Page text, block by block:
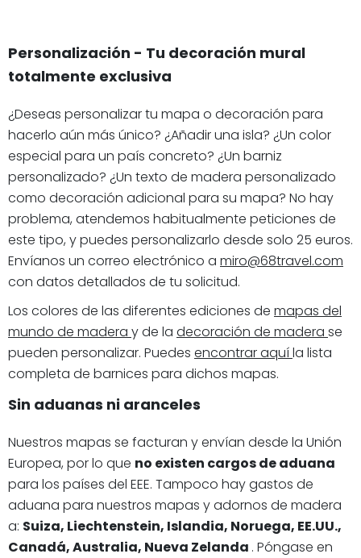
Personalización - Tu decoración mural
totalmente exclusiva
¿Deseas personalizar tu mapa o decoración para
hacerlo aún más único? ¿Añadir una isla? ¿Un color
especial para un país concreto? ¿Un barniz
personalizado? ¿Un texto de madera personalizado
como decoración adicional para su mapa? No hay
problema, atendemos habitualmente peticiones de
este tipo, y puedes personalizarlo desde solo 25 euros.
Envíanos un correo electrónico a miro@68travel.com
con datos detallados de tu solicitud.
Los colores de las diferentes ediciones de mapas del
mundo de madera y de la decoración de madera se
pueden personalizar. Puedes encontrar aquíla lista
completa de barnices para dichos mapas.
Sin aduanas ni aranceles
Nuestros mapas se facturan y envían desde la Unión
Europea, por lo que no existen cargos de aduana
para los países del EEE. Tampoco hay gastos de
aduana para nuestros mapas y adornos de madera
a: Suiza, Liechtenstein, Islandia, Noruega, EE.UU.,
Canadá, Australia, Nueva Zelanda . Póngase en